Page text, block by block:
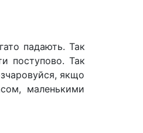
падають. Так
поступово. Так
якщо
маленькими